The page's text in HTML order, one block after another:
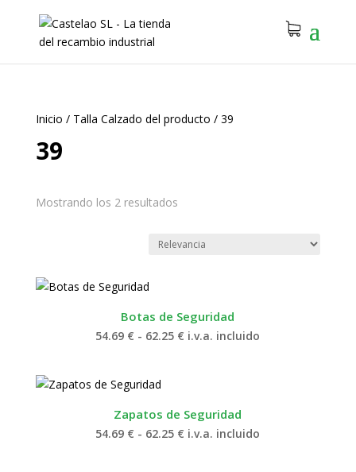
Inicio / Talla Calzado del producto / 39
39
Mostrando los 2 resultados
Botas de Seguridad
54.69 € - 62.25 € Rango
62.25 €
i.v.a. incluido
Zapatos de Seguridad
54.69 € - 62.25 € Rango
i.v.a. incluido